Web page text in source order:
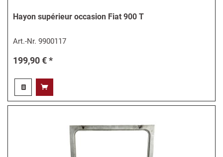
Hayon supérieur occasion Fiat 900 T
Art.-Nr.9900117
199,90 € *